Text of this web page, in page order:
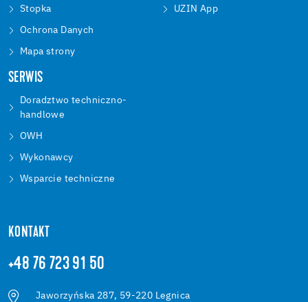
Stopka
Ochrona Danych
Mapa strony
UZIN App
SERWIS
Doradztwo techniczno-
handlowe
OWH
Wykonawcy
Wsparcie techniczne
KONTAKT
+48 76 723 91 50
Jaworzyńska 287, 59-220 Legnica